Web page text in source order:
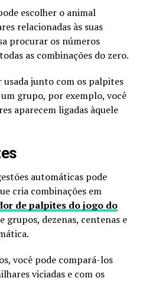
escolher o animal
relacionadas às suas
procurar os números
as combinações do zero.
junto com os palpites
grupo, por exemplo, você
aparecem ligadas àquele
automáticas pode
cria combinações em
de palpites do jogo do
grupos, dezenas, centenas e
você pode compará-los
viciadas e com os